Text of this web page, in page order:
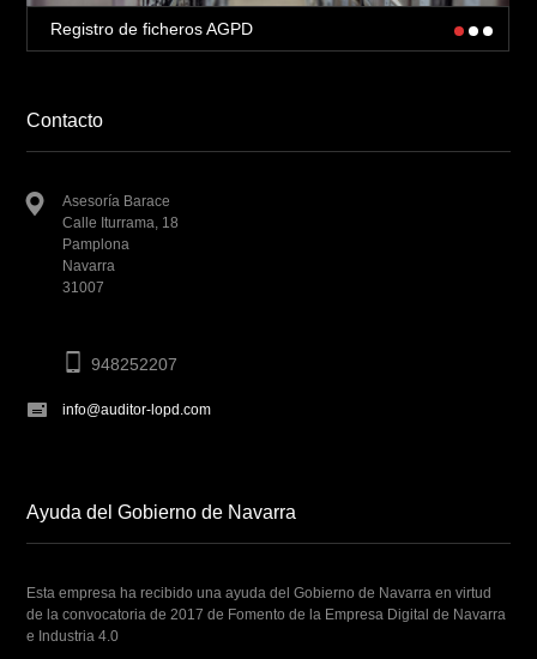
Registro de ficheros AGPD
Contacto
Asesoría Barace
Calle Iturrama, 18
Pamplona
Navarra
31007
948252207
info@auditor-lopd.com
Ayuda del Gobierno de Navarra
Esta empresa ha recibido una ayuda del Gobierno de Navarra en virtud
de la convocatoria de 2017 de Fomento de la Empresa Digital de Navarra
e Industria 4.0